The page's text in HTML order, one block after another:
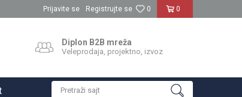
0
0
Prijavite se Registrujte se
Diplon B2B mreža
Veleprodaja, projektno, izvoz
Pretraži sajt